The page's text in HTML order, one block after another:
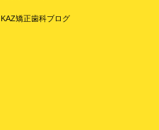
KAZ矯正歯科ブログ